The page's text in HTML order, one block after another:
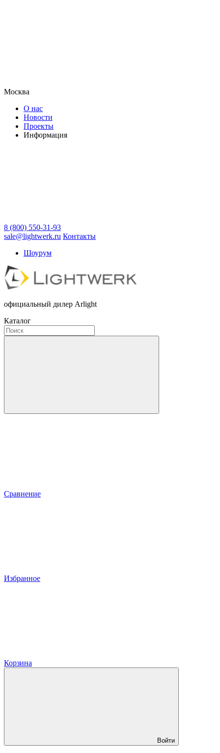
Москва
О нас
Новости
Проекты
Информация
8 (800) 550-31-93
sale@lightwerk.ru Контакты
Шоурум
официальный дилер Arlight
Каталог
Сравнение
Избранное
Корзина
Войти